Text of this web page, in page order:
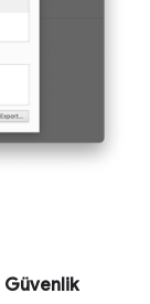
Güvenlik